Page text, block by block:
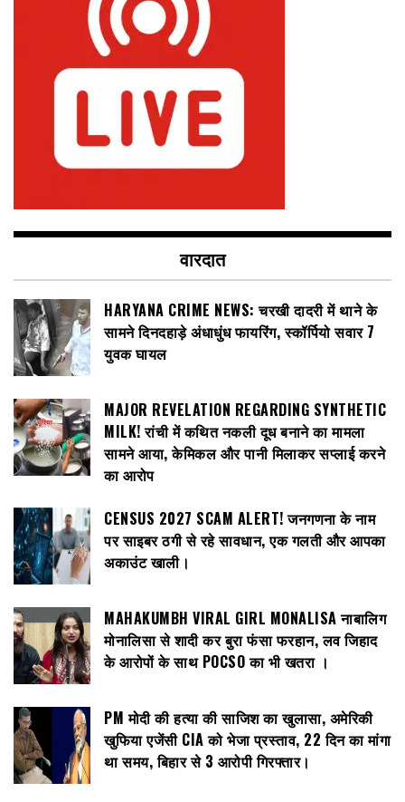
वारदात
HARYANA CRIME NEWS: चरखी दादरी में थाने के
सामने दिनदहाड़े अंधाधुंध फायरिंग, स्कॉर्पियो सवार 7
युवक घायल
MAJOR REVELATION REGARDING SYNTHETIC
MILK! रांची में कथित नकली दूध बनाने का मामला
सामने आया, केमिकल और पानी मिलाकर सप्लाई करने
का आरोप
CENSUS 2027 SCAM ALERT! जनगणना के नाम
पर साइबर ठगी से रहे सावधान, एक गलती और आपका
अकाउंट खाली।
MAHAKUMBH VIRAL GIRL MONALISA नाबालिग
मोनालिसा से शादी कर बुरा फंसा फरहान, लव जिहाद
के आरोपों के साथ POCSO का भी खतरा ।
PM मोदी की हत्या की साजिश का खुलासा, अमेरिकी
खुफिया एजेंसी CIA को भेजा प्रस्ताव, 22 दिन का मांगा
था समय, बिहार से 3 आरोपी गिरफ्तार।